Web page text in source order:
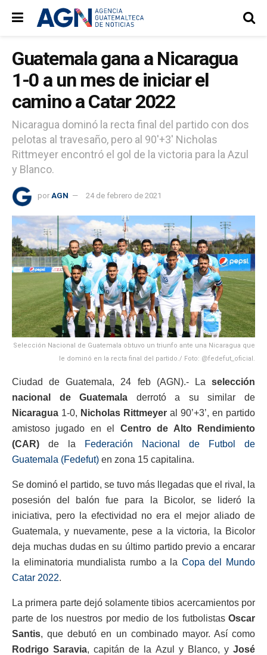
Guatemala gana a Nicaragua
1-0 a un mes de iniciar el
camino a Catar 2022
Nicaragua dominó la recta final del partido con dos
pelotas al travesaño, pero al 90'+3' Nicholas
Rittmeyer encontró el gol de la victoria para la Azul
y Blanco.
por AGN 24 de febrero de 2021
Selección Nacional de Guatemala obtuvo un triunfo ante una Nicaragua que
le dominó en la recta final del partido./ Foto: @fedefut_oficial.
Ciudad de Guatemala, 24 feb (AGN).- La selección
nacional de Guatemala derrotó a su similar de
Nicaragua 1-0, Nicholas Rittmeyer al 90’+3’, en partido
amistoso jugado en el Centro de Alto Rendimiento
(CAR) de la
Federación Nacional de Futbol de
Guatemala (Fedefut) en zona 15 capitalina.
Se dominó el partido, se tuvo más llegadas que el rival, la
posesión del balón fue para la Bicolor, se lideró la
iniciativa, pero la efectividad no era el mejor aliado de
Guatemala, y nuevamente, pese a la victoria, la Bicolor
deja muchas dudas en su último partido previo a encarar
la eliminatoria mundialista rumbo a la Copa del Mundo
Catar 2022.
La primera parte dejó solamente tibios acercamientos por
parte de los nuestros por medio de los futbolistas Oscar
Santis, que debutó en un combinado mayor. Así como
Rodrigo Saravia, capitán de la Azul y Blanco, yJosé